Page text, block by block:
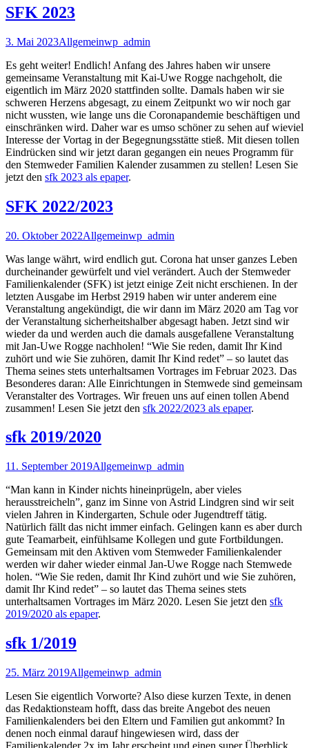
SFK 2023
3. Mai 2023Allgemeinwp_admin
Es geht weiter! Endlich! Anfang des Jahres haben wir unsere
gemeinsame Veranstaltung mit Kai-Uwe Rogge nachgeholt, die
eigentlich im März 2020 stattfinden sollte. Damals haben wir sie
schweren Herzens abgesagt, zu einem Zeitpunkt wo wir noch gar
nicht wussten, wie lange uns die Coronapandemie beschäftigen und
einschränken wird. Daher war es umso schöner zu sehen auf wieviel
Interesse der Vortag in der Begegnungsstätte stieß. Mit diesen tollen
Eindrücken sind wir jetzt daran gegangen ein neues Programm für
den Stemweder Familien Kalender zusammen zu stellen! Lesen Sie
jetzt den sfk 2023 als epaper.
SFK 2022/2023
20. Oktober 2022Allgemeinwp_admin
Was lange währt, wird endlich gut. Corona hat unser ganzes Leben
durcheinander gewürfelt und viel verändert. Auch der Stemweder
Familienkalender (SFK) ist jetzt einige Zeit nicht erschienen. In der
letzten Ausgabe im Herbst 2919 haben wir unter anderem eine
Veranstaltung angekündigt, die wir dann im März 2020 am Tag vor
der Veranstaltung sicherheitshalber abgesagt haben. Jetzt sind wir
wieder da und werden auch die damals ausgefallene Veranstaltung
mit Jan-Uwe Rogge nachholen! “Wie Sie reden, damit Ihr Kind
zuhört und wie Sie zuhören, damit Ihr Kind redet” – so lautet das
Thema seines stets unterhaltsamen Vortrages im Februar 2023. Das
Besonderes daran: Alle Einrichtungen in Stemwede sind gemeinsam
Veranstalter des Vortrages. Wir freuen uns auf einen tollen Abend
zusammen! Lesen Sie jetzt den sfk 2022/2023 als epaper.
sfk 2019/2020
11. September 2019Allgemeinwp_admin
“Man kann in Kinder nichts hineinprügeln, aber vieles
herausstreicheln”, ganz im Sinne von Astrid Lindgren sind wir seit
vielen Jahren in Kindergarten, Schule oder Jugendtreff tätig.
Natürlich fällt das nicht immer einfach. Gelingen kann es aber durch
gute Teamarbeit, einfühlsame Kollegen und gute Fortbildungen.
Gemeinsam mit den Aktiven vom Stemweder Familienkalender
werden wir daher wieder einmal Jan-Uwe Rogge nach Stemwede
holen. “Wie Sie reden, damit Ihr Kind zuhört und wie Sie zuhören,
damit Ihr Kind redet” – so lautet das Thema seines stets
unterhaltsamen Vortrages im März 2020. Lesen Sie jetzt den sfk
2019/2020 als epaper.
sfk 1/2019
25. März 2019Allgemeinwp_admin
Lesen Sie eigentlich Vorworte? Also diese kurzen Texte, in denen
das Redaktionsteam hofft, dass das breite Angebot des neuen
Familienkalenders bei den Eltern und Familien gut ankommt? In
denen noch einmal darauf hingewiesen wird, dass der